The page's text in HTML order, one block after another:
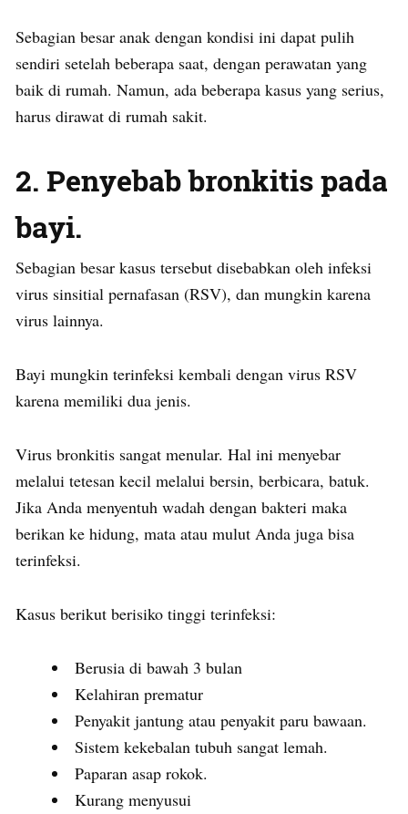
Sebagian besar anak dengan kondisi ini dapat pulih
sendiri setelah beberapa saat, dengan perawatan yang
baik di rumah. Namun, ada beberapa kasus yang serius,
harus dirawat di rumah sakit.
2. Penyebab bronkitis pada
bayi.
Sebagian besar kasus tersebut disebabkan oleh infeksi
virus sinsitial pernafasan (RSV), dan mungkin karena
virus lainnya.
Bayi mungkin terinfeksi kembali dengan virus RSV
karena memiliki dua jenis.
Virus bronkitis sangat menular. Hal ini menyebar
melalui tetesan kecil melalui bersin, berbicara, batuk.
Jika Anda menyentuh wadah dengan bakteri maka
berikan ke hidung, mata atau mulut Anda juga bisa
terinfeksi.
Kasus berikut berisiko tinggi terinfeksi:
Berusia di bawah 3 bulan
Kelahiran prematur
Penyakit jantung atau penyakit paru bawaan.
Sistem kekebalan tubuh sangat lemah.
Paparan asap rokok.
Kurang menyusui